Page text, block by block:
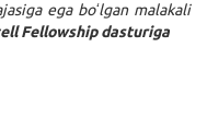
ega boʻlgan malakali
Fellowship dasturiga